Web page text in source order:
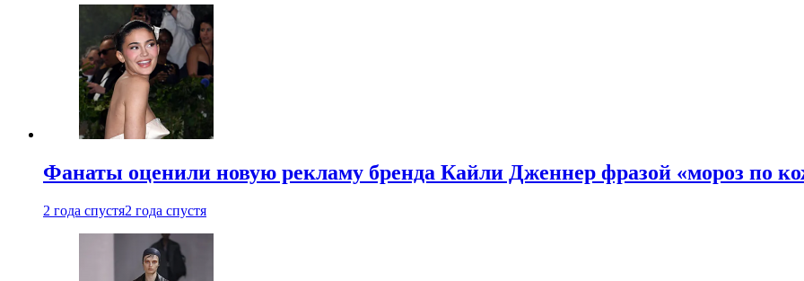
Фанаты оценили новую рекламу бренда Кайли Дженнер фразой «мороз по
2 года спустя2 года спустя